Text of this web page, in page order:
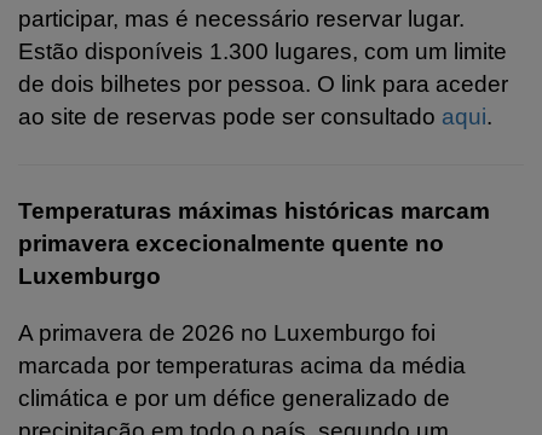
participar, mas é necessário reservar lugar.
Estão disponíveis 1.300 lugares, com um limite
de dois bilhetes por pessoa. O link para aceder
ao site de reservas pode ser consultado aqui.
Temperaturas máximas históricas marcam
primavera excecionalmente quente no
Luxemburgo
A primavera de 2026 no Luxemburgo foi
marcada por temperaturas acima da média
climática e por um défice generalizado de